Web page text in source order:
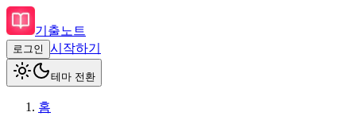
기출노트
로그인 시작하기
테마 전환
홈